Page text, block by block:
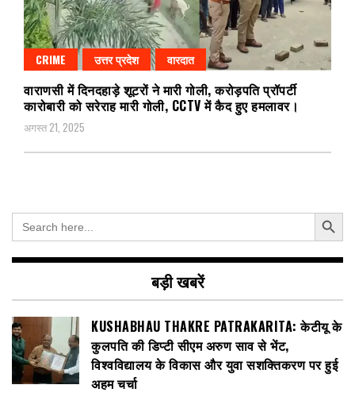
CRIME उत्तर प्रदेश वारदात
वाराणसी में दिनदहाड़े शूटरों ने मारी गोली, करोड़पति प्रॉपर्टी
कारोबारी को सरेराह मारी गोली, CCTV में कैद हुए हमलावर।
अगस्त 21, 2025
Search
for:
Search Button
बड़ी खबरें
KUSHABHAU THAKRE PATRAKARITA: केटीयू के
कुलपति की डिप्टी सीएम अरुण साव से भेंट,
विश्वविद्यालय के विकास और युवा सशक्तिकरण पर हुई
अहम चर्चा